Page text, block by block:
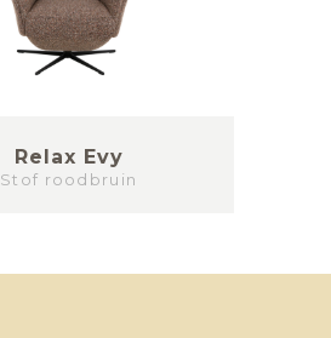
Relax Evy
Stof roodbruin